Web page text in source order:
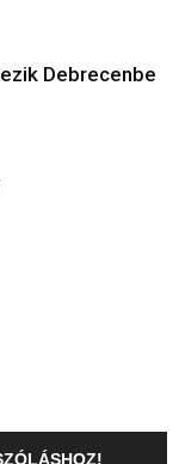
Debrecenbe